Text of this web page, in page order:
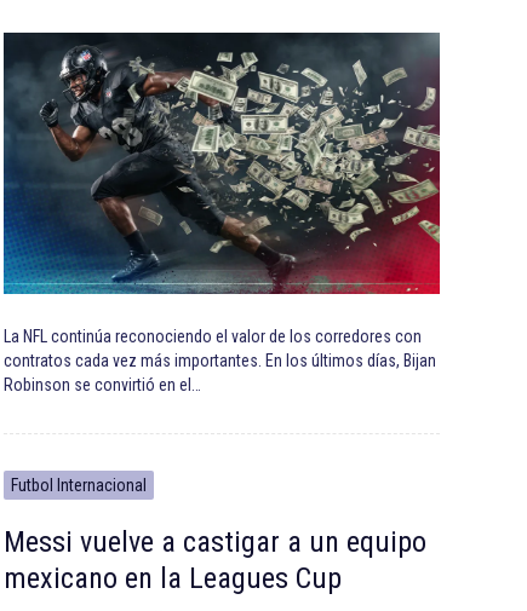
La NFL continúa reconociendo el valor de los corredores con
contratos cada vez más importantes. En los últimos días, Bijan
Robinson se convirtió en el…
Futbol Internacional
Messi vuelve a castigar a un equipo
mexicano en la Leagues Cup